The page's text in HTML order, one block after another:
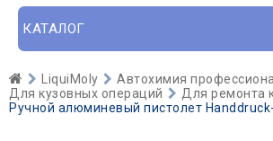
КАТАЛОГ
LiquiMoly
Автохимия
Для кузовных операций
Для ремонта
Ручной алюминевый пистолет